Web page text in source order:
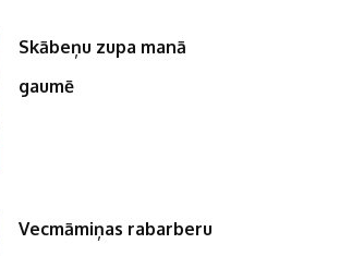
Skābeņu zupa manā
gaumē
Vecmāmiņas rabarberu